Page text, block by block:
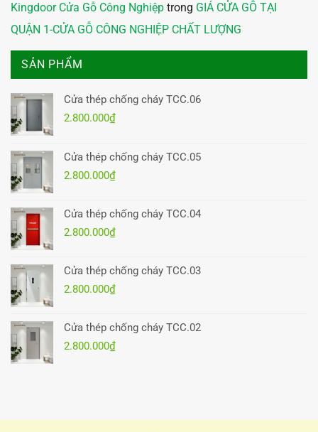
Kingdoor Cửa Gỗ Công Nghiệp trong GIÁ CỬA GỖ TẠI
QUẬN 1-CỬA GỖ CÔNG NGHIỆP CHẤT LƯỢNG
SẢN PHẨM
Cửa thép chống cháy TCC.06
2.800.000₫
Cửa thép chống cháy TCC.05
2.800.000₫
Cửa thép chống cháy TCC.04
2.800.000₫
Cửa thép chống cháy TCC.03
2.800.000₫
Cửa thép chống cháy TCC.02
2.800.000₫